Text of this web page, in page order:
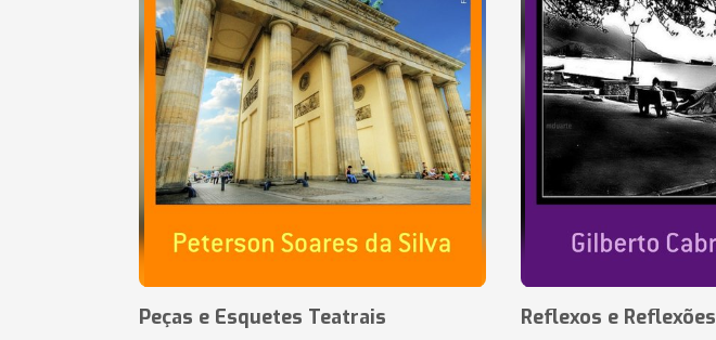
Peças e Esquetes Teatrais Reflexos e Reflexões